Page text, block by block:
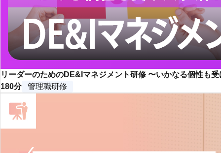
リーダーのためのDE&Iマネジメント研修 〜いかなる個性も
180分
管理職研修